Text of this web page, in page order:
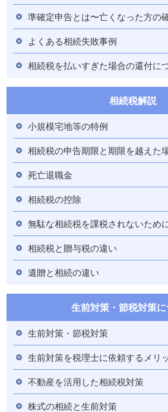
準確定申告とは〜亡くなった方の
よくある相続失敗事例
相続税を払いすぎた場合の還付に
相続税解説
小規模宅地等の特例
相続税の申告期限と期限を越えた
死亡退職金
相続税の控除
無駄な相続税を課税されないため
相続税と贈与税の違い
遺贈と相続の違い
生前対策・節税対策
生前対策・節税対策
生前対策を税理士に依頼するメリ
不動産を活用した相続税対策
株式の相続と生前対策